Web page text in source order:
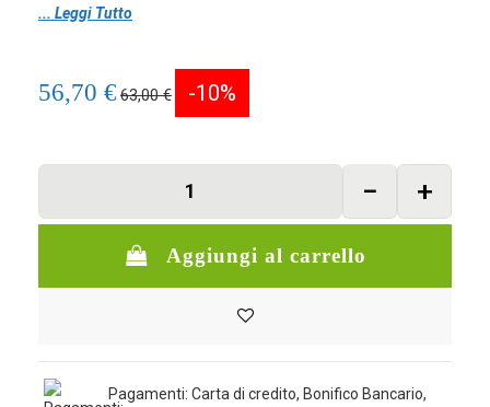
... Leggi Tutto
56,70 €63,00 € -10%
Aggiungi al carrello
Pagamenti: Carta di credito, Bonifico Bancario,